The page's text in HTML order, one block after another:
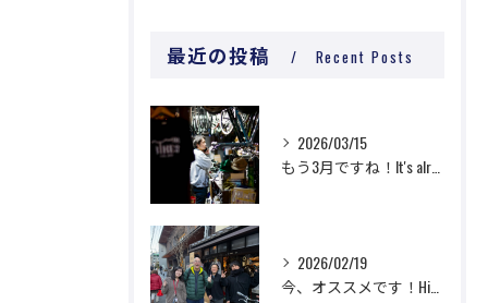
最近の投稿 Recent Posts
2026/03/15
2026/02/19